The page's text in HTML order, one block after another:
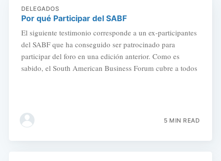
DELEGADOS
Por qué Participar del SABF
El siguiente testimonio corresponde a un ex-participantes
del SABF que ha conseguido ser patrocinado para
participar del foro en una edición anterior. Como es
sabido, el South American Business Forum cubre a todos
5 MIN READ